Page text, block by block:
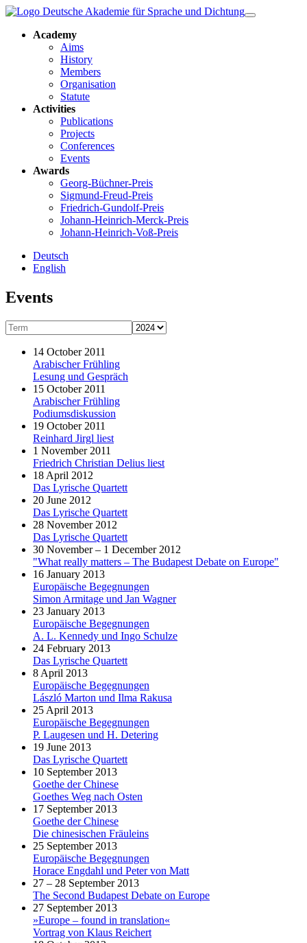
Academy
Aims
History
Members
Organisation
Statute
Activities
Publications
Projects
Conferences
Events
Awards
Georg-Büchner-Preis
Sigmund-Freud-Preis
Friedrich-Gundolf-Preis
Johann-Heinrich-Merck-Preis
Johann-Heinrich-Voß-Preis
Deutsch
English
Events
14 October 2011
Arabischer Frühling
Lesung und Gespräch
15 October 2011
Arabischer Frühling
Podiumsdiskussion
19 October 2011
Reinhard Jirgl liest
1 November 2011
Friedrich Christian Delius liest
18 April 2012
Das Lyrische Quartett
20 June 2012
Das Lyrische Quartett
28 November 2012
Das Lyrische Quartett
30 November – 1 December 2012
"What really matters – The Budapest Debate on Europe"
16 January 2013
Europäische Begegnungen
Simon Armitage und Jan Wagner
23 January 2013
Europäische Begegnungen
A. L. Kennedy und Ingo Schulze
24 February 2013
Das Lyrische Quartett
8 April 2013
Europäische Begegnungen
László Marton und Ilma Rakusa
25 April 2013
Europäische Begegnungen
P. Laugesen und H. Detering
19 June 2013
Das Lyrische Quartett
10 September 2013
Goethe der Chinese
Goethes Weg nach Osten
17 September 2013
Goethe der Chinese
Die chinesischen Fräuleins
25 September 2013
Europäische Begegnungen
Horace Engdahl und Peter von Matt
27 – 28 September 2013
The Second Budapest Debate on Europe
27 September 2013
»Europe – found in translation«
Vortrag von Klaus Reichert